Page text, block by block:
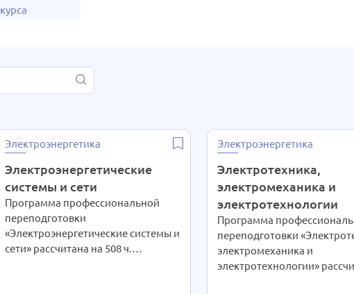
Электроэнергетика
Электроэнергетические
системы и сети
Программа профессиональной
переподготовки
«Электроэнергетические системы и
сети» рассчитана на 508 ч.
Электроэнергетика
Электротехника,
электромеханика и
электротехнологии
Программа
переподготовки
электромеханика и
электротехнологии»